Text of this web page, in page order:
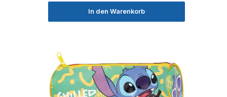
In den Warenkorb